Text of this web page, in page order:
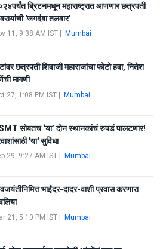
ब्रिटनमधून महाराष्ट्रात आणणार छत्रपती
'जगदंबा तलवार'
11, 9:38 AM IST| Mumbai
छत्रपती शिवाजी महाराजांचा फोटो हवा, नितेश
मागणी
27, 1:08 PM IST| Mumbai
सोबतच ‘या’ दोन स्थानकांचं रुपडं पालटणार!
'या' सुविधा
29, 9:27 AM IST| Mumbai
भाईंदर-दादर-वाशी प्रवास करणारा
21, 5:10 PM IST| Mumbai